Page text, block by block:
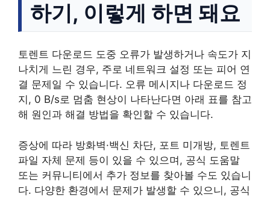
하기, 이렇게 하면 돼요
토렌트 다운로드 도중 오류가 발생하거나 속도가 지
나치게 느린 경우, 주로 네트워크 설정 또는 피어 연
결 문제일 수 있습니다. 오류 메시지나 다운로드 정
지, 0 B/s로 멈춤 현상이 나타난다면 아래 표를 참고
해 원인과 해결 방법을 확인할 수 있습니다.
증상에 따라 방화벽·백신 차단, 포트 미개방, 토렌트
파일 자체 문제 등이 있을 수 있으며, 공식 도움말
또는 커뮤니티에서 추가 정보를 찾아볼 수도 있습니
다. 다양한 환경에서 문제가 발생할 수 있으니, 공식